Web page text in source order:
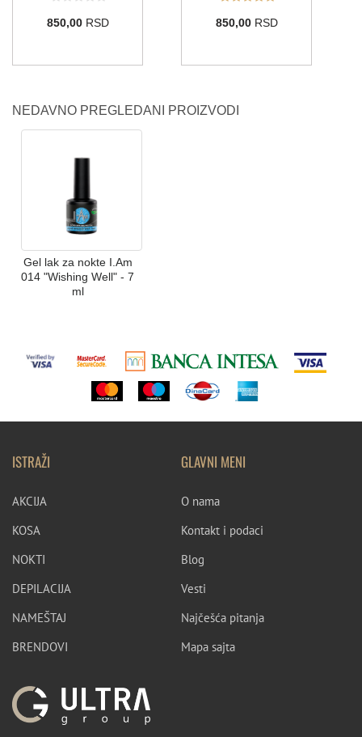
850,00RSD 850,00RSD
NEDAVNO PREGLEDANI PROIZVODI
Gel lak za nokte I.Am
014 "Wishing Well" - 7
ml
ISTRAŽI
AKCIJA
KOSA
NOKTI
DEPILACIJA
NAMEŠTAJ
BRENDOVI
GLAVNI MENI
O nama
Kontakt i podaci
Blog
Vesti
Najčešća pitanja
Mapa sajta